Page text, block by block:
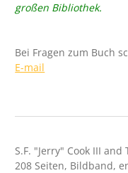
großen Bibliothek.
Bei Fragen zum Buch
E-mail
S.F. "Jerry" Cook III
208 Seiten, Bildband,